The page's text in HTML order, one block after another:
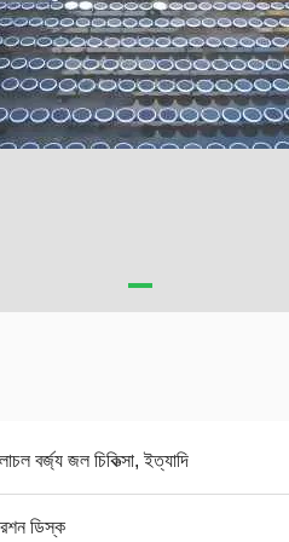
বর্জ্য জল চিকিত্সা, ইত্যাদি
ডিস্ক